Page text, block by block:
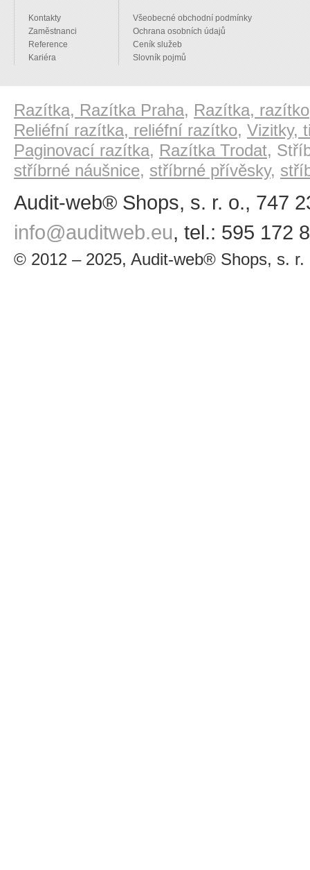
Kontakty
Zaměstnanci
Reference
Kariéra
Všeobecné obchodní podmínky
Ochrana osobních údajů
Ceník služeb
Slovník pojmů
Razítka, Razítka Praha, Razítka,
Reliéfní razítka, reliéfní razítko, Vizitky,
Paginovací razítka, Razítka Trodat,
stříbrné náušnice, stříbrné přívěsky,
Audit-web® Shops, s. r. o., 747
info@auditweb.eu, tel.: 595 172
© 2012 – 2025, Audit-web® Shops, s. r.